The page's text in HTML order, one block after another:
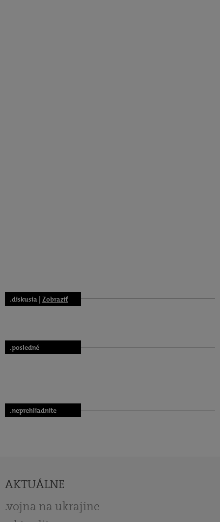
.diskusia | Zobraziť
.posledné
.neprehliadnite
AKTUÁLNE
vojna na ukrajine